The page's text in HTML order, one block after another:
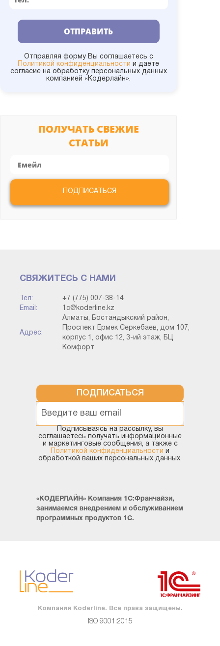
1С:Университет
1С:УНФ
инструментальный пакет
Методология
Прочие конфигурации
Разработка на платформе (без
привязки к типовой)
Технология работы
ОТПРАВИТЬ
Отправляя форму Вы соглашаетесь с
Политикой конфиденциальности
и даете
согласие на обработку персональных данных
компанией «Кодерлайн».
ПОЛУЧАТЬ СВЕЖИЕ
СТАТЬИ
ПОДПИСАТЬСЯ
СВЯЖИТЕСЬ С НАМИ
Тел:
+7 (775) 007-38-14
Email:
1c@koderline.kz
Адрес:
Алматы, Бостандыкский район,
Проспект Ермек Серкебаев, дом 107,
корпус 1, офис 12, 3-ий этаж, БЦ
Комфорт
ПОДПИСАТЬСЯ
Подписываясь на рассылку, вы
соглашаетесь получать информационные
и маркетинговые сообщения, а также с
Политикой конфиденциальности и
обработкой ваших персональных данных.
«КОДЕРЛАЙН» Компания 1С:Франчайзи,
занимаемся внедрением и обслуживанием
программных продуктов 1С.
Компания Koderline. Все права защищены.
ISO 9001:2015